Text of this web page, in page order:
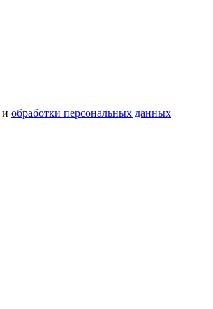
и обработки персональных данных